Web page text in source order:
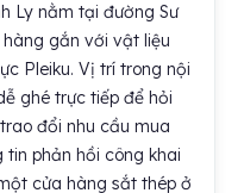
Ly nằm tại đường Sư
gắn với vật liệu
Pleiku. Vị trí trong nội
ghé trực tiếp để hỏi
đổi nhu cầu mua
phản hồi công khai
cửa hàng sắt thép ở